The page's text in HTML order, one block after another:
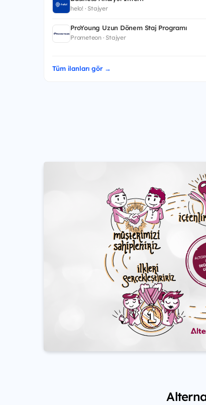
helo! · Stajyer
ProYoung Uzun Dönem Staj Programı
Prometeon · Stajyer
Tüm ilanları gör →